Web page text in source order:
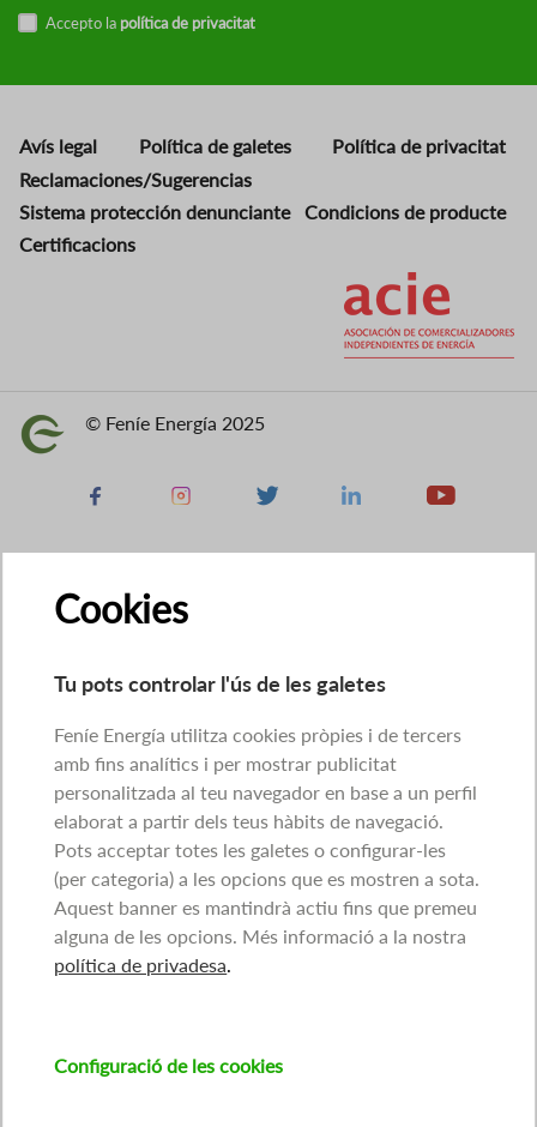
Accepto la política de privacitat
Avís legal Política de galetes
Política de privacitat
Reclamaciones/Sugerencias
Sistema protección denunciante
Condicions de producte
Certificacions
Imatge © Feníe Energía 2025
Facebook Instagram X Linkedin Youtube
Cookies
Tu pots controlar l'ús de les galetes
Feníe Energía utilitza cookies pròpies i de tercers
amb fins analítics i per mostrar publicitat
personalitzada al teu navegador en base a un perfil
elaborat a partir dels teus hàbits de navegació.
Pots acceptar totes les galetes o configurar-les
(per categoria) a les opcions que es mostren a sota.
Aquest banner es mantindrà actiu fins que premeu
alguna de les opcions. Més informació a la nostra
política de privadesa.
Configuració de les cookies